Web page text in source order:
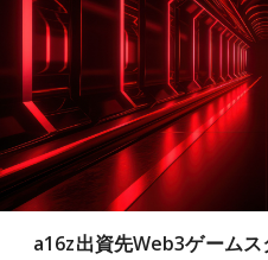
a16z出資先Web3ゲーム